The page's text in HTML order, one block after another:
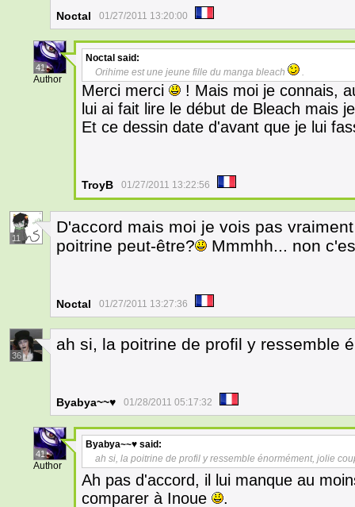
Noctal 01/27/2011 13:20:00
41
Author
Noctal said:
Orihime est une jeune fille du manga bleach
.
Merci merci
! Mais moi je connais,
lui ai fait lire le début de Bleach mais
Et ce dessin date d'avant que je lui
TroyB 01/27/2011 13:22:56
11
D'accord mais moi je vois pas
poitrine peut-être?
Mmmhh... non
Noctal 01/27/2011 13:27:36
36
ah si, la poitrine de profil y ressemble
Byabya~~♥ 01/28/2011 05:17:32
41
Author
Byabya~~♥ said:
ah si, la poitrine de profil y ressemble énormément, jolie
Ah pas d'accord, il lui manque au
comparer à Inoue
.